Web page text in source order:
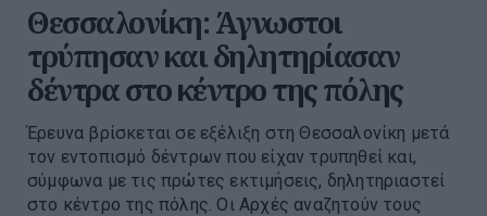
Θεσσαλονίκη: Άγνωστοι
τρύπησαν και δηλητηρίασαν
δέντρα στο κέντρο της πόλης
Έρευνα βρίσκεται σε εξέλιξη στη Θεσσαλονίκη μετά
τον εντοπισμό δέντρων που είχαν τρυπηθεί και,
σύμφωνα με τις πρώτες εκτιμήσεις, δηλητηριαστεί
στο κέντρο της πόλης. Οι Αρχές αναζητούν τους